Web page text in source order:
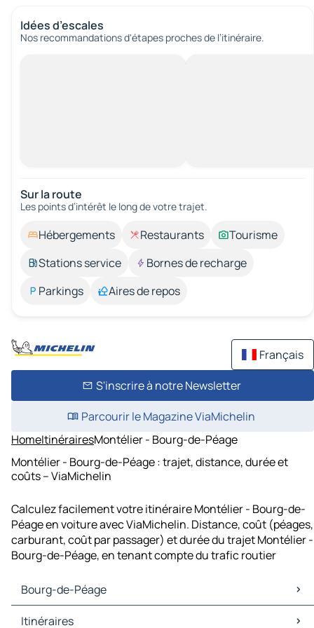
Idées d’escales
Nos recommandations d'étapes proches de l’itinéraire.
Sur la route
Les points d’intérêt le long de votre trajet.
Hébergements Restaurants
Tourisme
Stations service
Bornes de recharge
Parkings
Aires de repos
Français
S'inscrire à notre Newsletter
Parcourir le Magazine ViaMichelin
HomeItinérairesMontélier - Bourg-de-Péage
Montélier - Bourg-de-Péage : trajet, distance, durée et
coûts – ViaMichelin
Calculez facilement votre itinéraire Montélier - Bourg-de-
Péage en voiture avec ViaMichelin. Distance, coût (péages,
carburant, coût par passager) et durée du trajet Montélier -
Bourg-de-Péage, en tenant compte du trafic routier
Bourg-de-Péage
Bourg-de-Péage Cartes et plans
Itinéraires